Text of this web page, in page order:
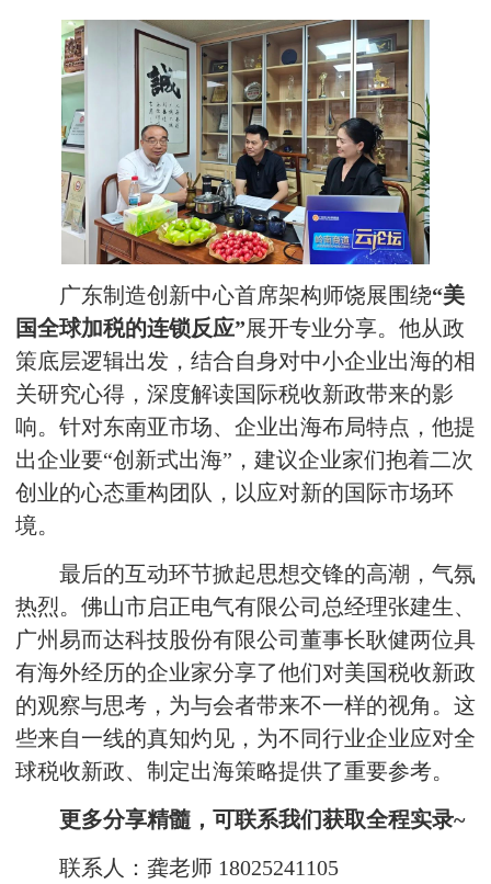
广东制造创新中心首席架构师饶展围绕“美
国全球加税的连锁反应”展开专业分享。他从政
策底层逻辑出发，结合自身对中小企业出海的相
关研究心得，深度解读国际税收新政带来的影
响。针对东南亚市场、企业出海布局特点，他提
出企业要“创新式出海”，建议企业家们抱着二次
创业的心态重构团队，以应对新的国际市场环
境。
最后的互动环节掀起思想交锋的高潮，气氛
热烈。佛山市启正电气有限公司总经理张建生、
广州易而达科技股份有限公司董事长耿健两位具
有海外经历的企业家分享了他们对美国税收新政
的观察与思考，为与会者带来不一样的视角。这
些来自一线的真知灼见，为不同行业企业应对全
球税收新政、制定出海策略提供了重要参考。
更多分享精髓，可联系我们获取全程实录~
联系人：龚老师 18025241105